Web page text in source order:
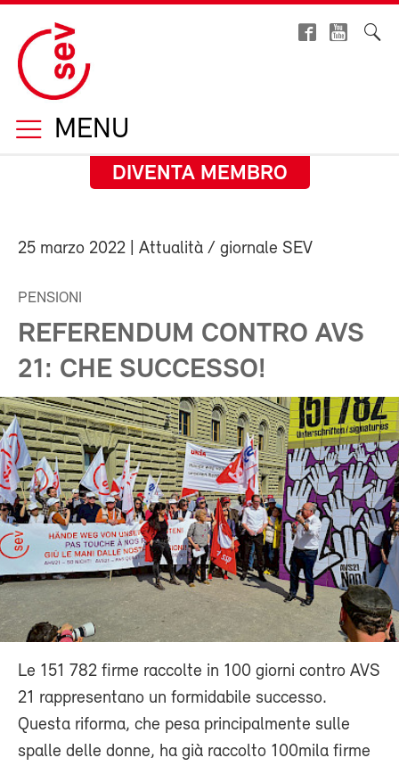
MENU
DIVENTA MEMBRO
25 marzo 2022 | Attualità / giornale SEV
PENSIONI
REFERENDUM CONTRO AVS
21: CHE SUCCESSO!
Le 151 782 firme raccolte in 100 giorni contro AVS
21 rappresentano un formidabile successo.
Questa riforma, che pesa principalmente sulle
spalle delle donne, ha già raccolto 100mila firme